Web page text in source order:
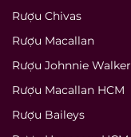
Rượu Chivas
Rượu Macallan
Rượu Johnnie Walker
Rượu Macallan HCM
Rượu Baileys